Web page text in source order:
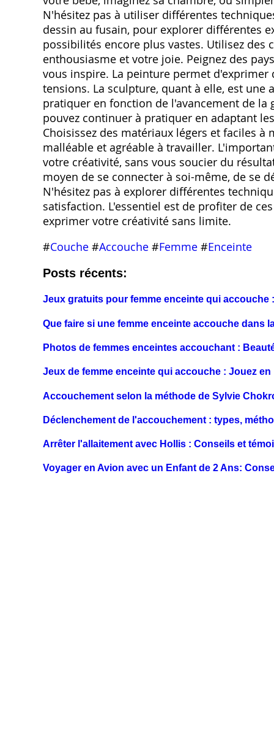
N'hésitez pas à utiliser différentes
dessin au fusain, pour explorer différentes
possibilités encore plus vastes. Utilisez
enthousiasme et votre joie. Peignez des
vous inspire. La peinture permet
tensions. La sculpture, quant à elle, est
pratiquer en fonction de l'avancement de la
pouvez continuer à pratiquer en adaptant
Choisissez des matériaux légers et faciles
malléable et agréable à travailler.
votre créativité, sans vous soucier du
moyen de se connecter à soi-même, de se
N'hésitez pas à explorer différentes
satisfaction. L'essentiel est de profiter de
exprimer votre créativité sans limite.
#Couche #Accouche #Femme #Enceinte
Posts récents:
Jeux gratuits pour femme enceinte qui accouche
Que faire si une femme enceinte accouche dans
Photos de femmes enceintes accouchant :
Jeux de femme enceinte qui accouche : Jouez
Accouchement selon la méthode de Sylvie
Déclenchement de l'accouchement : types,
Arrêter l'allaitement avec Hollis : Conseils et
Voyager en Avion avec un Enfant de 2 Ans: